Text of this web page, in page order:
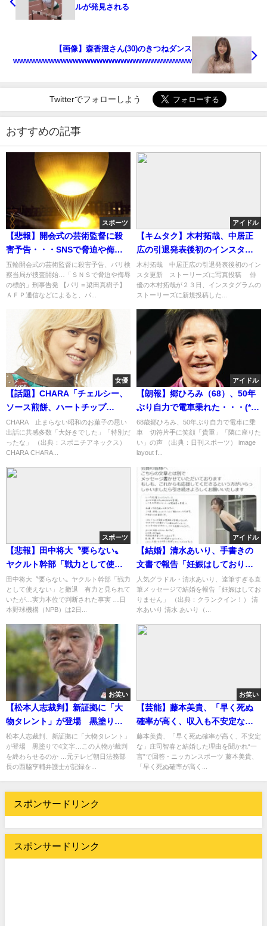
ルが発見される
【画像】森香澄さん(30)のきつねダンス
wwwwwwwwwwwwwwwwwwwwwwwwwwwwww
Twitterでフォローしよう
おすすめの記事
スポーツ
【悲報】開会式の芸術監督に殺
害予告・・・SNSで脅迫や侮辱
の標的に
五輪開会式の芸術監督に殺害予告、パリ検
察当局が捜査開始…「ＳＮＳで脅迫や侮辱
の標的」刑事告発 【パリ＝梁田真樹子】
ＡＦＰ通信などによると、パ...
アイドル
【キムタク】木村拓哉、中居正
広の引退発表後初のインスタ更
新→「え・・・」
木村拓哉 中居正広の引退発表後初のイン
スタ更新 ストーリーズに写真投稿 俳
優の木村拓哉が２３日、インスタグラムの
ストーリーズに新規投稿した...
女優
【話題】CHARA「チェルシー、
ソース煎餅、ハートチップ
ル…」止まらない昭和お菓子へ
の愛情・・・
CHARA 止まらない昭和のお菓子の思い
出話に共感多数「大好きでした」「特別だ
ったな」 （出典：スポニチアネックス）
CHARA CHARA...
アイドル
【朗報】郷ひろみ（68）、50年
ぶり自力で電車乗れた・・・(*ﾟ
▽ﾟ*)
68歳郷ひろみ、50年ぶり自力で電車に乗
車 切符片手に笑顔「貴重」「隣に座りた
い」の声 （出典：日刊スポーツ） image
layout f...
スポーツ
【悲報】田中将大〝要らない〟
ヤクルト幹部「戦力として使え
ない」と撤退
田中将大〝要らない〟ヤクルト幹部「戦力
として使えない」と撤退 有力と見られて
いたが…実力本位で判断された事実 …日
本野球機構（NPB）は2日...
アイドル
【結婚】清水あいり、手書きの
文書で報告「妊娠はしておりま
せん」「相手は・・・」
人気グラドル・清水あいり、達筆すぎる直
筆メッセージで結婚を報告「妊娠はしてお
りません」 （出典：クランクイン！） 清
水あいり 清水 あいり（...
お笑い
【松本人志裁判】新証拠に「大
物タレント」が登場 黒塗りで4
文字…この人物が裁判を終わら
せるのか
松本人志裁判、新証拠に「大物タレント」
が登場 黒塗りで4文字…この人物が裁判
を終わらせるのか …元テレビ朝日法務部
長の西脇亨輔弁護士が記録を...
お笑い
【芸能】藤本美貴、「早く死ぬ
確率が高く、収入も不安定な」
庄司智春となぜ結婚したか聞か
れ“一言”で回答
藤本美貴、「早く死ぬ確率が高く、不安定
な」庄司智春と結婚した理由を聞かれ“一
言”で回答 - ニッカンスポーツ 藤本美貴、
「早く死ぬ確率が高く...
スポンサードリンク
スポンサードリンク